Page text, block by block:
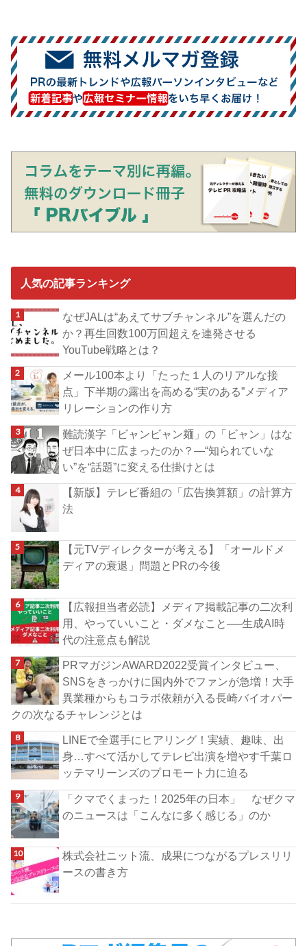
人気の記事ランキング
なぜJALは“あえてサブチャンネル”を選んだの
か？再生回数100万回超えを連発させる
YouTube戦略とは？
メール100本より「たった１人のリアルな接
点」下半期の露出を高める“実のある”メディア
リレーションの作り方
難読漢字「ビャンビャン麺」の「ビャン」はな
ぜ日本中に広まったのか？―“知られていな
い”を“話題”に変える仕掛けとは
【新版】テレビ番組の「広告換算額」の計算方
法
【元TVディレクターが考える】「オールドメ
ディアの衰退」問題とPRの今後
【広報担当者必読】メディア掲載記事の二次利
用、やっていいこと・ダメなこと──生成AI時
代の注意点も解説
PRマガジンAWARD2022受賞インタビュー、
SNSをきっかけに国内外でファンが急増！大手
異業種からもコラボ依頼が入る長崎バイオパー
クの次なるチャレンジとは
LINEで全選手にヒアリング！実績、趣味、出
身…すべて活かしてテレビ出演を増やす千葉ロ
ッテマリーンズのプロモート力に迫る
「クマでくまった！2025年の日本」 なぜクマ
のニュースは「こんなに多く感じる」のか
株式会社ニット流、成果につながるプレスリリ
ースの書き方